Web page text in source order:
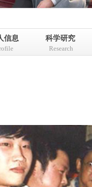
信息 科学研究
Research